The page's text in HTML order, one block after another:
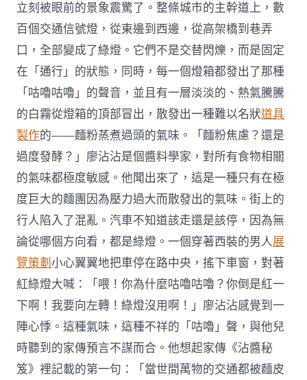
立刻被眼前的景象震驚了。整條城市的主幹道上，數
百個交通信號燈，從東邊到西邊，從高架橋到巷弄
口，全部變成了綠燈。它們不是交替閃爍，而是固定
在「通行」的狀態，同時，每一個燈箱都發出了那種
「咕嚕咕嚕」的聲音，並且有一層淡淡的、熱氣騰騰
的白霧從燈箱的頂部冒出，散發出一種難以名狀道具
製作的——麵粉蒸煮過頭的氣味。「麵粉焦慮？還是
過度發酵？」廖沾沾是個醬料學家，對所有食物相關
的氣味都極度敏感。他聞出來了，這是一種只有在極
度巨大的麵團因為壓力過大而散發出的氣味。街上的
行人陷入了混亂。汽車不知道該走還是該停，因為無
論從哪個方向看，都是綠燈。一個穿著西裝的男人展
覽策劃小心翼翼地把車停在路中央，搖下車窗，對著
紅綠燈大喊：「喂！你為什麼咕嚕咕嚕？你倒是紅一
下啊！我要向左轉！綠燈沒用啊！」廖沾沾感覺到一
陣心悸。這種氣味，這種不祥的「咕嚕」聲，與他兒
時聽到的家傳預言不謀而合。他想起家傳《沾醬秘
笈》裡記載的第一句：「當世間萬物的交通都被麵皮